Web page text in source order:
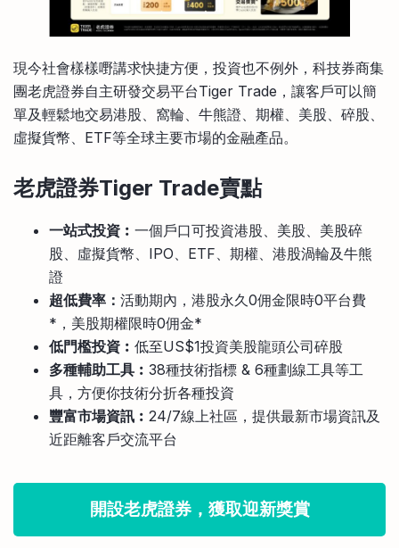
現今社會樣樣嘢講求快捷方便，投資也不例外，科技券商集
團老虎證券自主研發交易平台Tiger Trade，讓客戶可以簡
單及輕鬆地交易港股、窩輪、牛熊證、期權、美股、碎股、
虛擬貨幣、ETF等全球主要市場的金融產品。
老虎證券Tiger Trade賣點
一站式投資︰ 一個戶口可投資港股、美股、美股碎
股、虛擬貨幣、IPO、ETF、期權、港股渦輪及牛熊
證
超低費率： 活動期內，港股永久0佣金限時0平台費
*，美股期權限時0佣金*
低門檻投資︰ 低至US$1投資美股龍頭公司碎股
多種輔助工具︰ 38種技術指標 & 6種劃線工具等工
具，方便你技術分折各種投資
豐富市場資訊︰ 24/7線上社區，提供最新市場資訊及
近距離客戶交流平台
開設老虎證券，獲取迎新獎賞